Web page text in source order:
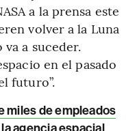
a la prensa este
volver a la Luna
a suceder.
en el pasado
futuro”.
miles de empleados
agencia espacial